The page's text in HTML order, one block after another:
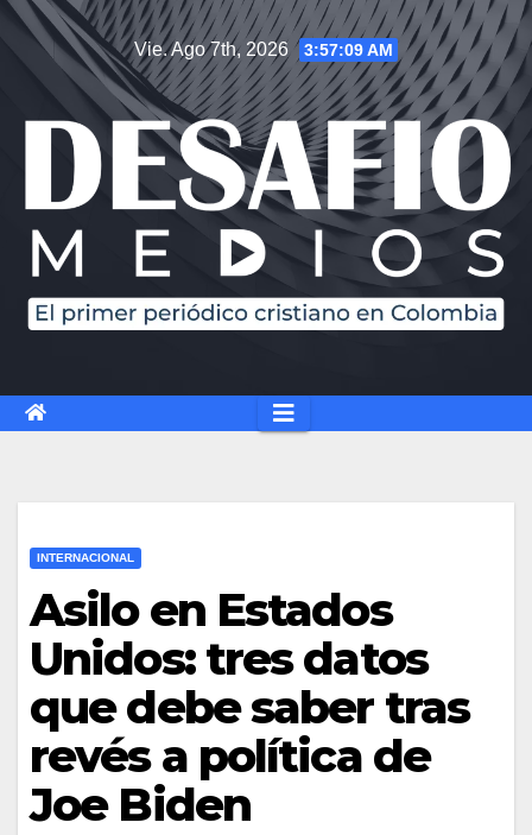
Vie. Ago 7th, 2026 3:57:10 AM
INTERNACIONAL
Asilo en Estados
Unidos: tres datos
que debe saber tras
revés a política de
Joe Biden